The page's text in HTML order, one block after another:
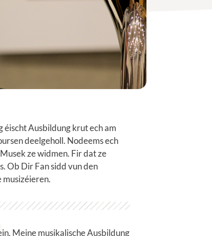
éischt Ausbildung krut ech am
deelgeholl. Nodeems ech
ze widmen. Fir dat ze
Ob Dir Fan sidd vun den
musizéieren.
Meine musikalische Ausbildung